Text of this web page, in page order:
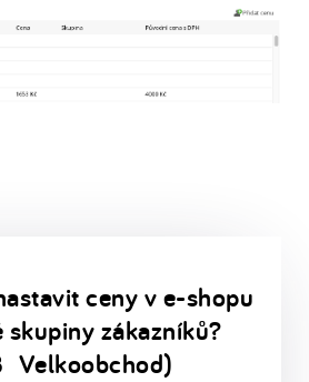
ceny v e-shopu
skupiny zákazníků?
Velkoobchod)